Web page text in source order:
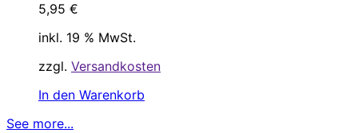
5,95 €
inkl. 19 % MwSt.
zzgl. Versandkosten
In den Warenkorb
See more...